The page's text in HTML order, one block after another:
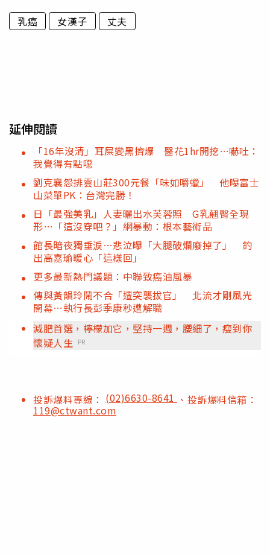
乳癌 女漢子 丈夫
延伸閱讀
「16年沒清」耳屎變黑擠爆 醫花1hr開挖…嚇吐：
我覺得有點噁
劉克襄怨排雲山莊300元餐「味如嚼蠟」 他曝富士
山菜單PK：台灣完勝！
日「最強美乳」人妻曬出水芙蓉照 G乳翹臀全現
形…「這沒穿吧？」網暴動：根本藝術品
館長暗夜獨垂淚…悲泣曝「大腿破爛廢掉了」 釣
出高嘉瑜暖心「這樣回」
更多最新熱門議題：中聯致癌油風暴
傳與黃韻玲鬧不合「遭突襲拔官」 北流才剛風光
開幕…執行長彭季康秒遭解職
減肥首選，檸檬加它，堅持一週，腰細了，瘦到你
懷疑人生 PR
投訴爆料專線： (02)6630-8641 、投訴爆料信箱：
119@ctwant.com